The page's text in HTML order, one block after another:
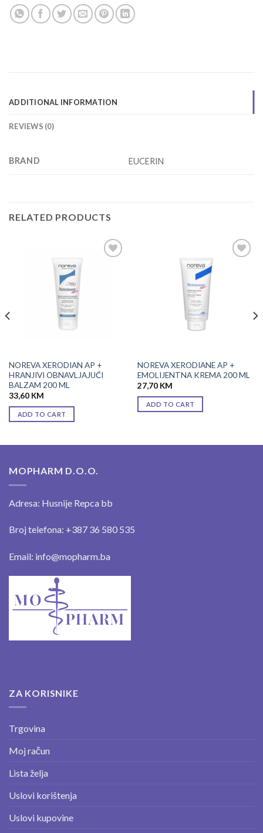
ADDITIONAL INFORMATION
REVIEWS (0)
BRAND EUCERIN
RELATED PRODUCTS
NOREVA XERODIAN AP +
HRANJIVI OBNAVLJAJUĆI
BALZAM 200 ML
33,60 KM
ADD TO CART
NOREVA XERODIANE AP +
EMOLIJENTNA KREMA 200 ML
27,70 KM
ADD TO CART
MOPHARM D.O.O.
Adresa: Husnije Repca bb
Broj telefona: +387 36 580 535
Email: info@mopharm.ba
ZA KORISNIKE
Trgovina
Moj račun
Lista želja
Uslovi korištenja
Uslovi kupovine